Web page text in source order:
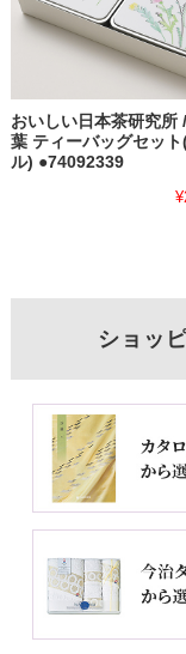
おいしい日本茶研究所
葉 ティーバッグセッ
ル) ●74092339
ショッ